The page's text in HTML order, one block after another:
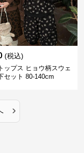
(税込)
ップス ヒョウ柄スウェ
セット 80-140cm
›